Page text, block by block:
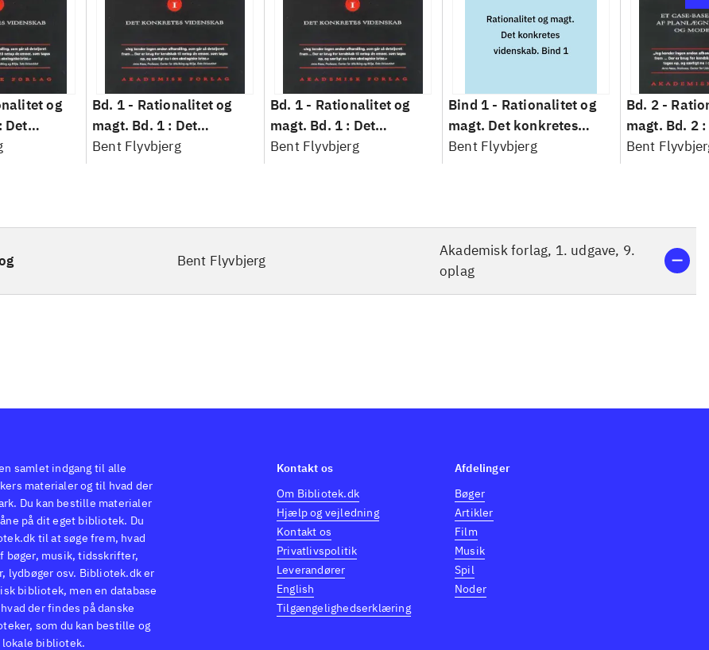
og
Det
Bd. 1 - Rationalitet og
magt. Bd. 1 : Det
konkretes videnskab
Bent Flyvbjerg
Bd. 1 - Rationalitet og
magt. Bd. 1 : Det
konkretes videnskab
Bent Flyvbjerg
Bind 1 - Rationalitet og
magt. Det konkretes
videnskab. Bind 1
Bent Flyvbjerg
Bd. 2 -
magt. Bd. 2
baseret
Bent
Bent Flyvbjerg
Akademisk forlag, 1. udgave, 9.
oplag
samlet indgang til alle
materialer og til hvad der
Du kan bestille materialer
på dit eget bibliotek. Du
til at søge frem, hvad
bøger, musik, tidsskrifter,
lydbøger osv. Bibliotek.dk er
bibliotek, men en database
der findes på danske
som du kan bestille og
bibliotek.
Kontakt os
Om Bibliotek.dk
Hjælp og vejledning
Kontakt os
Privatlivspolitik
Leverandører
English
Tilgængelighedserklæring
Afdelinger
Bøger
Artikler
Film
Musik
Spil
Noder